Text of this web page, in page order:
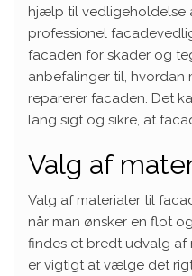
hjælp til vedligeholdelse
professionel
facaden for skader og
anbefalinger til,
reparerer facaden. Det
lang sigt og sikre, at
Valg af
Valg af materialer til
når man ønsker en flot
findes et bredt udvalg af
er vigtigt at vælge det